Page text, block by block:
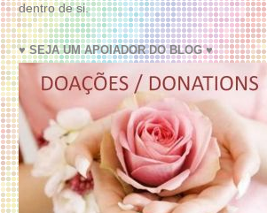
dentro de si.
♥ SEJA UM APOIADOR DO BLOG ♥